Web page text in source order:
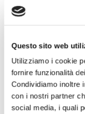
Questo sito web
Utilizziamo i cookie
fornire funzionalità
Condividiamo inoltre
con i nostri partner
social media, i quali